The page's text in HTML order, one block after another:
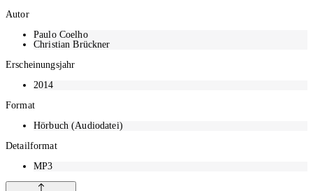
Autor
Paulo Coelho
Christian Brückner
Erscheinungsjahr
2014
Format
Hörbuch (Audiodatei)
Detailformat
MP3